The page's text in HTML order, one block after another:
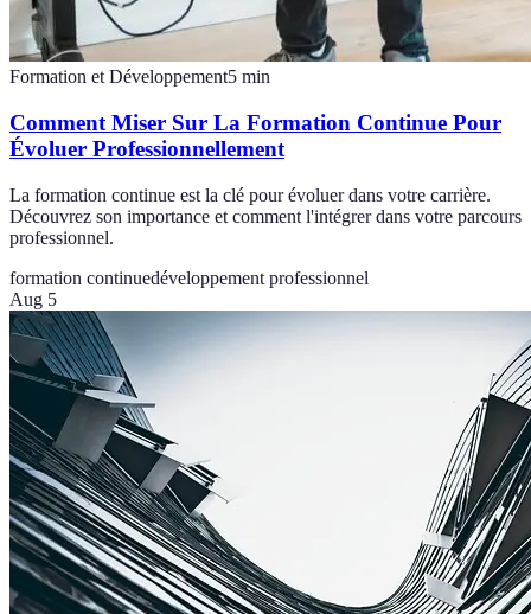
Formation et Développement5 min
Comment Miser Sur La Formation Continue Pour
Évoluer Professionnellement
La formation continue est la clé pour évoluer dans votre carrière.
Découvrez son importance et comment l'intégrer dans votre parcours
professionnel.
formation continuedéveloppement professionnel
Aug 5